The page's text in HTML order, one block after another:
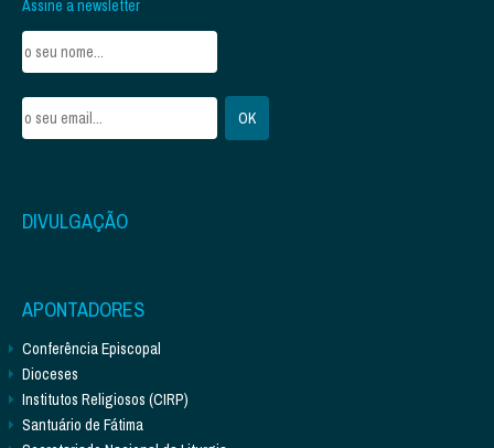
Assine a newsletter
DIVULGAÇÃO
APONTADORES
Conferência Episcopal
Dioceses
Institutos Religiosos (CIRP)
Santuário de Fátima